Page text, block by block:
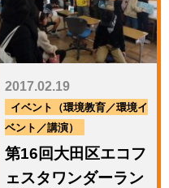
2017.02.19
イベント（環境教育／環境イ
ベント／講演）
第16回大田区エコフ
ェスタワンダーラン